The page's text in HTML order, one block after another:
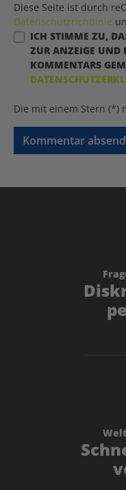
Diese Seite ist durch
Datenschutzrichtlinie
ICH STIMME ZU,
ZUR ANZEIGE UND
KOMMENTARS
Die mit einem Stern (*)
Kommentar